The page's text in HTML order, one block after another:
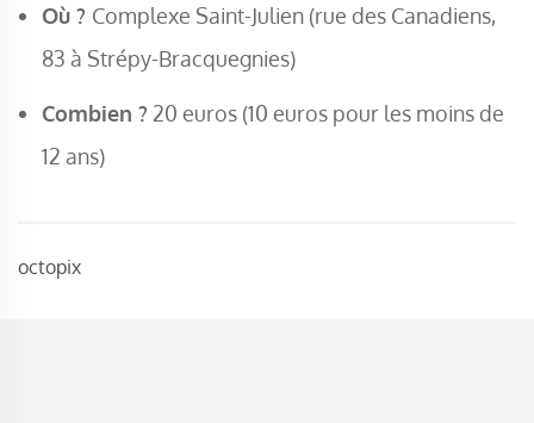
octopix
Où ? Complexe Saint-Julien (rue des Canadiens,
83 à Strépy-Bracquegnies)
Combien ? 20 euros (10 euros pour les moins de
12 ans)